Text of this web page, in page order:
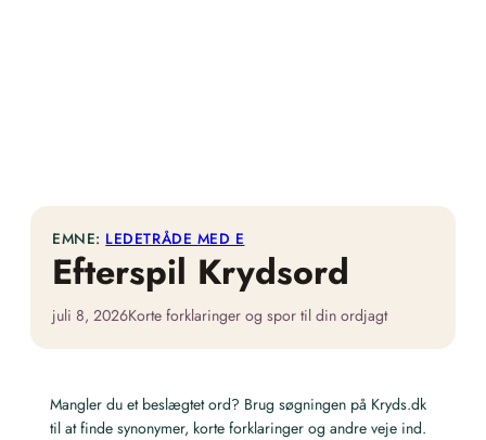
EMNE: LEDETRÅDE MED E
Efterspil Krydsord
juli 8, 2026Korte forklaringer og spor til din ordjagt
Mangler du et beslægtet ord? Brug søgningen på Kryds.dk
til at finde synonymer, korte forklaringer og andre veje ind.